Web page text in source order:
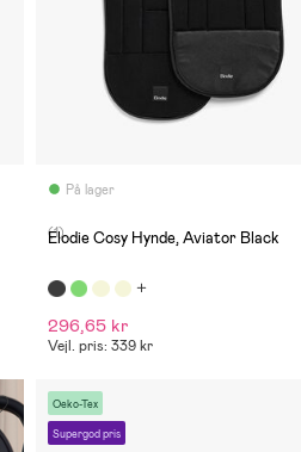
På lager
(1)
Elodie Cosy Hynde, Aviator Black
296,65 kr
Vejl. pris: 339 kr
Oeko-Tex
Supergod pris